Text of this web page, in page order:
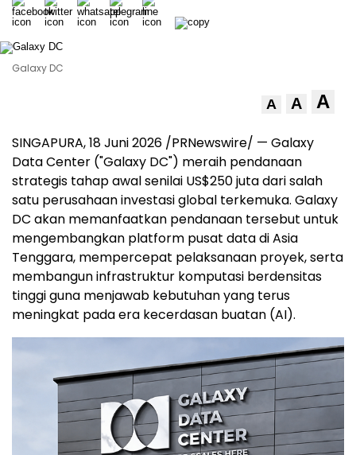
Galaxy DC
A A A
SINGAPURA,18 Juni 2026 /PRNewswire/ — Galaxy
Data Center ("Galaxy DC") meraih pendanaan
strategis tahap awal senilai US$250 juta dari salah
satu perusahaan investasi global terkemuka. Galaxy
DC akan memanfaatkan pendanaan tersebut untuk
mengembangkan platform pusat data di Asia
Tenggara, mempercepat pelaksanaan proyek, serta
membangun infrastruktur komputasi berdensitas
tinggi guna menjawab kebutuhan yang terus
meningkat pada era kecerdasan buatan (AI).